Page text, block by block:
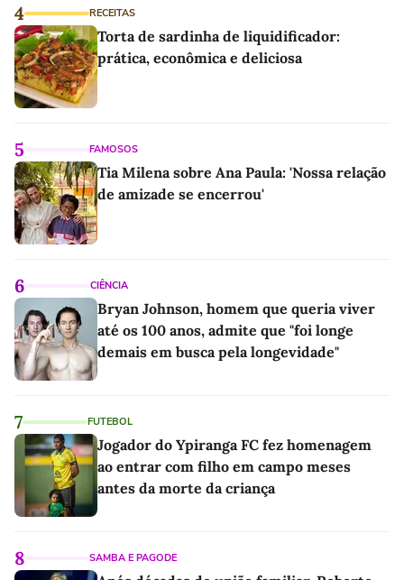
4 RECEITAS
Torta de sardinha de liquidificador:
prática, econômica e deliciosa
5 FAMOSOS
Tia Milena sobre Ana Paula: 'Nossa relação
de amizade se encerrou'
6 CIÊNCIA
Bryan Johnson, homem que queria viver
até os 100 anos, admite que "foi longe
demais em busca pela longevidade"
7 FUTEBOL
Jogador do Ypiranga FC fez homenagem
ao entrar com filho em campo meses
antes da morte da criança
8 SAMBA E PAGODE